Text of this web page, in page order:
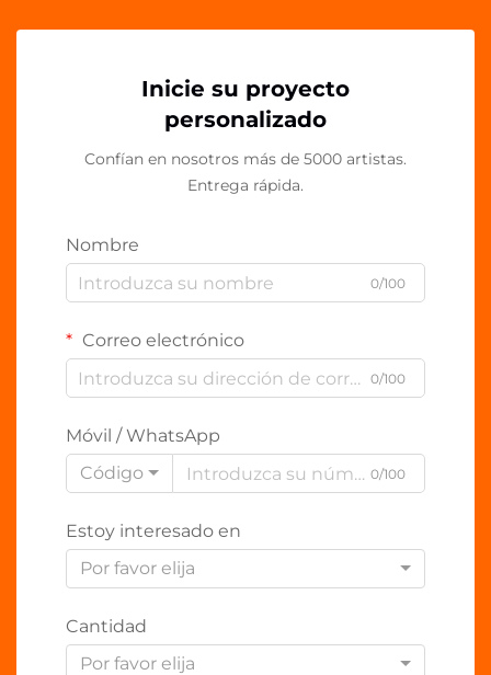
Inicie su proyecto
personalizado
Confían en nosotros más de 5000 artistas.
Entrega rápida.
Nombre
0/100
Correo electrónico
0/100
Móvil / WhatsApp
Código
0/100
Estoy interesado en
Por favor elija
Cantidad
Por favor elija